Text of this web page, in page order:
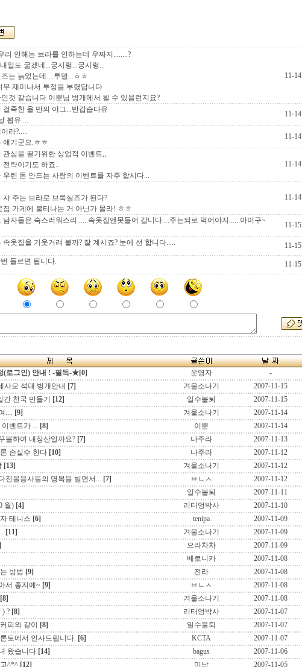
리 안해는 브라를 안하는데 우짜지........?
일도 굶겠네...궁시렁...궁시렁...
는 늙었는데....투덜...ㅎㅎ
무 재미나서 투정을 부렸답니다
것 같습니다 이뿐님 벙개에서 뵐 수 있을런지요?
11-
걸죽한 올 만의 야그...반갑습다유
뵙유....
11-
라?.....
얘기군요.ㅎㅎ
11-
관심을 끌기위한 상업적 이벤트,,
전략이기도 하죠..
우린 돈 안드는 사랑의 이벤트를 자주 합시다...
11-
사 주는 브라로 브룩실즈가 된다?
집 가게에 불티나는 거 아닌가 몰라! ㅎㅎ
11-
남자들은 숙스러워스리......속옷집엔못들어 갑니다....주는되로 먹어야지......아이구~
11-
속옷집을 기웃거려 볼까? 잘 계시죠? 눈에 선 합니다..... 11-
들르면 됩니다. 11-
(로그인) 안내 ! -필독-★[0] 운영자 -
사모 석대 벙개안내 [7] 겨울소나기 2007-11-15
간 천국 만들기 [12] 일수불퇴 2007-11-15
.... [9] 겨울소나기 2007-11-14
벤트가 ... [8] 이뿐 2007-11-14
불하여 내장산일까요? [7] 나주라 2007-11-13
손실수 한다 [10] 나주라 2007-11-12
[13] 겨울소나기 2007-11-12
전몰용사들의 명복을 빌면서... [7] ㅂㄴㅅ 2007-11-12
일수불퇴 2007-11-11
월) [4] 리터엉박사 2007-11-10
테니스 [6] tenipa 2007-11-09
[11] 겨울소나기 2007-11-09
으라차차 2007-11-09
베로니카 2007-11-08
방법 [9] 전라 2007-11-08
서 좋지예~ [9] ㅂㄴㅅ 2007-11-08
[8] 겨울소나기 2007-11-08
) ? [8] 리터엉박사 2007-11-07
피와 같이 [8] 일수불퇴 2007-11-07
토에서 인사드립니다. [6] KCTA 2007-11-07
왔습니다 [14] bagus 2007-11-06
^*^ [12] 미남 2007-11-05